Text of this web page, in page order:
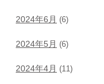
2024年6月 (6)
2024年5月 (6)
2024年4月 (11)